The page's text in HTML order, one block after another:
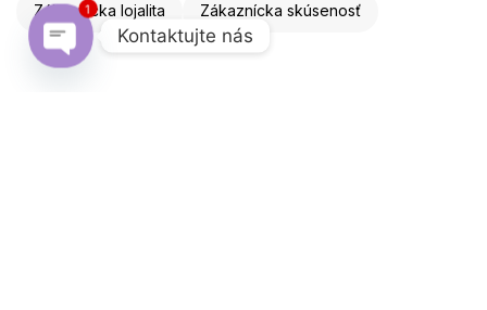
Zákaznícka lojalita Zákaznícka skúsenosť
Kontaktujte nás
1